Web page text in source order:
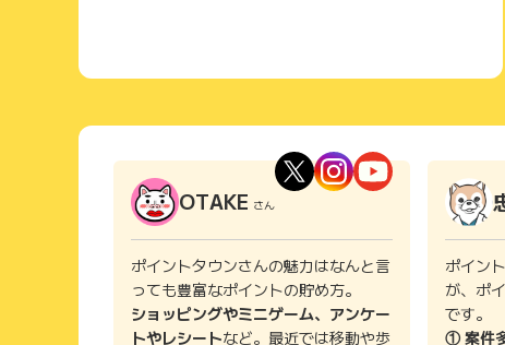
OTAKE さん
ポイントタウンさんの魅力はなんと言
っても豊富なポイントの貯め方。
ショッピングやミニゲーム、アンケー
トやレシートなど。最近では移動や歩
ポイン
が、ポ
です。
① 案件